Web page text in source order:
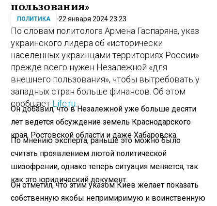
пользования»
ПОЛИТИКА 22 января 2024 23:23
По словам политолога Армена Гаспаряна, указ
украинского лидера об «исторически
населенных украинцами территориях России»
прежде всего нужен Незалежной «для
внешнего пользования», чтобы вытребовать у
западных стран больше финансов. Об этом
сообщает Life.ru
Он добавил, что в Незалежной уже больше десяти
лет ведется обсуждение земель Краснодарского
края, Ростовской области и даже Хабаровска.
По мнению эксперта, раньше это можно было
считать проявлением лютой политической
шизофрении, однако теперь ситуация меняется, так
как это юридический документ.
Он отметил, что этим указом Киев желает показать
собственную якобы непримиримую и воинственную